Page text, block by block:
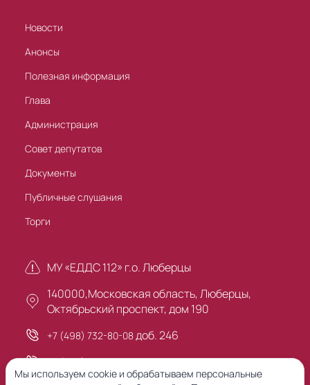
Новости
Анонсы
Полезная информация
Глава
Администрация
Совет депутатов
Документы
Публичные слушания
Торги
МУ «ЕДДС 112» г.о. Люберцы
140000,Московская область, Люберцы,
Октябрьский проспект, дом 190
+7 (498) 732-80-08 доб. 246
+7 (495) 503-30-00
Мы используем cookie и обрабатываем персональные